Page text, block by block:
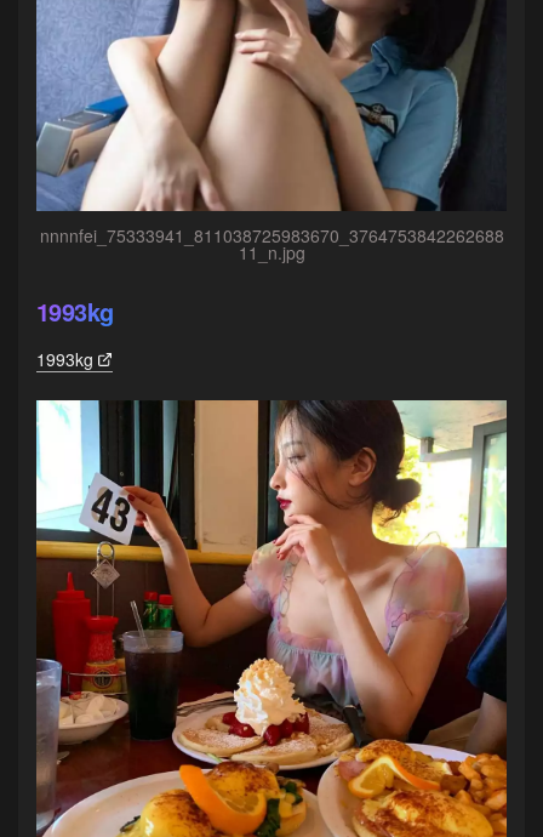
nnnnfei_75333941_811038725983670_3764753842262688
11_n.jpg
1993kg
1993kg